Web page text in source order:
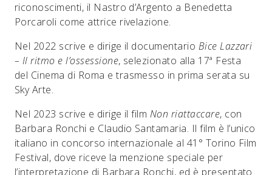
riconoscimenti, il Nastro d’Argento a Benedetta
Porcaroli come attrice rivelazione.
Nel 2022 scrive e dirige il documentario Bice Lazzari
– Il ritmo e l’ossessione, selezionato alla 17ª Festa
del Cinema di Roma e trasmesso in prima serata su
Sky Arte.
Nel 2023 scrive e dirige il film Non riattaccare, con
Barbara Ronchi e Claudio Santamaria. Il film è l’unico
italiano in concorso internazionale al 41° Torino Film
Festival, dove riceve la menzione speciale per
l’interpretazione di Barbara Ronchi, ed è presentato